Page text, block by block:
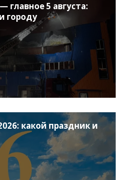
главное 5 августа:
городу
какой праздник и